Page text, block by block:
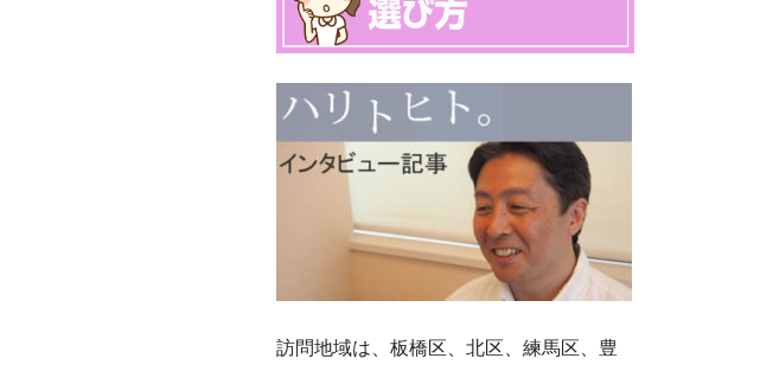
訪問地域は、板橋区、北区、練馬区、豊